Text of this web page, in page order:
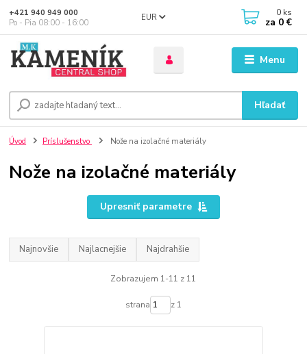
Menu
EUR
Hľadať
+421 940 949 000
Po - Pia 08:00 - 16:00
0 ks
za 0 €
Úvod Príslušenstvo Nože na izolačné materiály
Nože na izolačné materiály
Upresniť parametre
Najnovšie Najlacnejšie Najdrahšie
Zobrazujem 1-11 z 11
strana z 1